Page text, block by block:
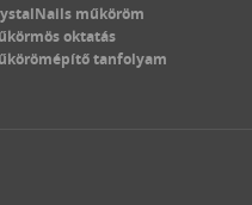
műköröm
oktatás
tanfolyam